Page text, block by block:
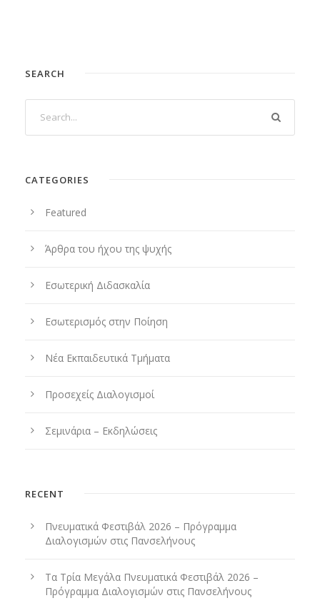
SEARCH
CATEGORIES
Featured
Άρθρα του ήχου της ψυχής
Εσωτερική Διδασκαλία
Εσωτερισμός στην Ποίηση
Νέα Εκπαιδευτικά Τμήματα
Προσεχείς Διαλογισμοί
Σεμινάρια – Εκδηλώσεις
RECENT
Πνευματικά Φεστιβάλ 2026 – Πρόγραμμα
Διαλογισμών στις Πανσελήνους
Τα Τρία Μεγάλα Πνευματικά Φεστιβάλ 2026 –
Πρόγραμμα Διαλογισμών στις Πανσελήνους